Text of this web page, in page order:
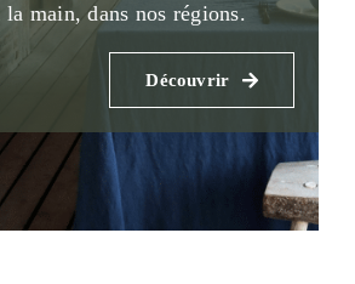
main, dans nos régions.
Découvrir